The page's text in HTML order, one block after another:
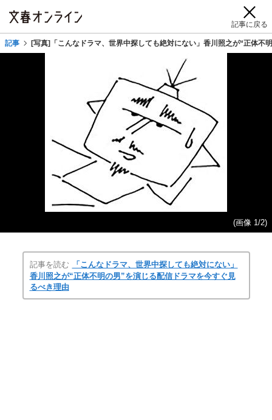
記事に戻る
記事 [写真]「こんなドラマ、世界中探しても絶対にない」香川照之が“正体不
(画像 1/2)
記事を読む
「こんなドラマ、世界中探しても絶対にない」
香川照之が“正体不明の男”を演じる配信ドラマを今すぐ見
るべき理由